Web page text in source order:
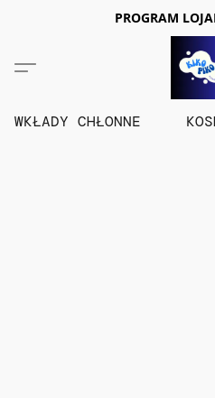
PROGRAM
WKŁADY CHŁONNE